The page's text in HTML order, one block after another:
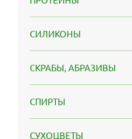
СИЛИКОНЫ
СКРАБЫ, АБРАЗИВЫ
СПИРТЫ
СУХОЦВЕТЫ